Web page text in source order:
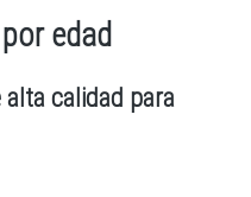
edad
alta calidad para